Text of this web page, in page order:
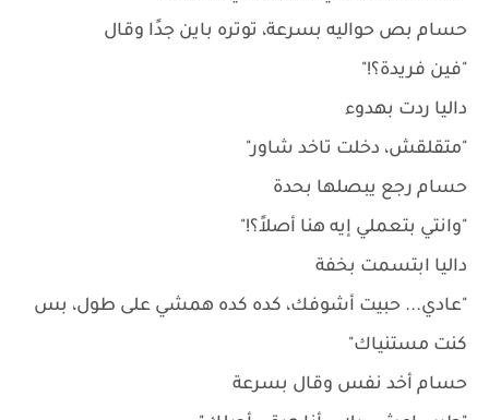
حسام بص حواليه بسرعة، توتره باين جدًا وقال
"فين فريدة؟!"
داليا ردت بهدوء
"متقلقش، دخلت تاخد شاور"
حسام رجع يبصلها بحدة
"وانتي بتعملي إيه هنا أصلاً؟!"
داليا ابتسمت بخفة
"عادي... حبيت أشوفك، كده كده همشي على طول، بس
كنت مستنياك"
حسام أخد نفس وقال بسرعة